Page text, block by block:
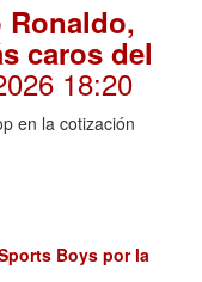
caros del
18:20
en la cotización
Boys por la